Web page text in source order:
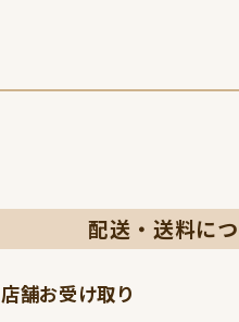
配送・送料に
店舗お受け取り